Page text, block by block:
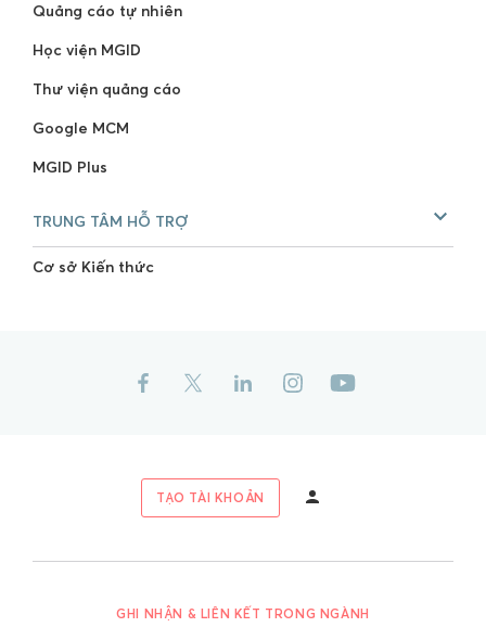
Quảng cáo tự nhiên
Học viện MGID
Thư viện quảng cáo
Google MCM
MGID Plus
TRUNG TÂM HỖ TRỢ
Cơ sở Kiến thức
TẠO TÀI KHOẢN
GHI NHẬN & LIÊN KẾT TRONG NGÀNH